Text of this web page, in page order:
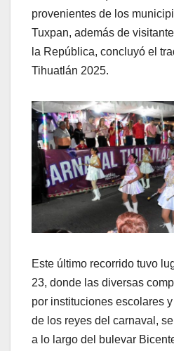
provenientes de los
Tuxpan, además de
la República, concluyó el
Tihuatlán 2025.
Este último recorrido tuvo
23, donde las diversas
por instituciones escolares
de los reyes del carnaval,
a lo largo del bulevar